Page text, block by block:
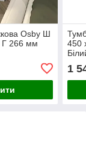
Osby Ш
Г 266 мм
450
1